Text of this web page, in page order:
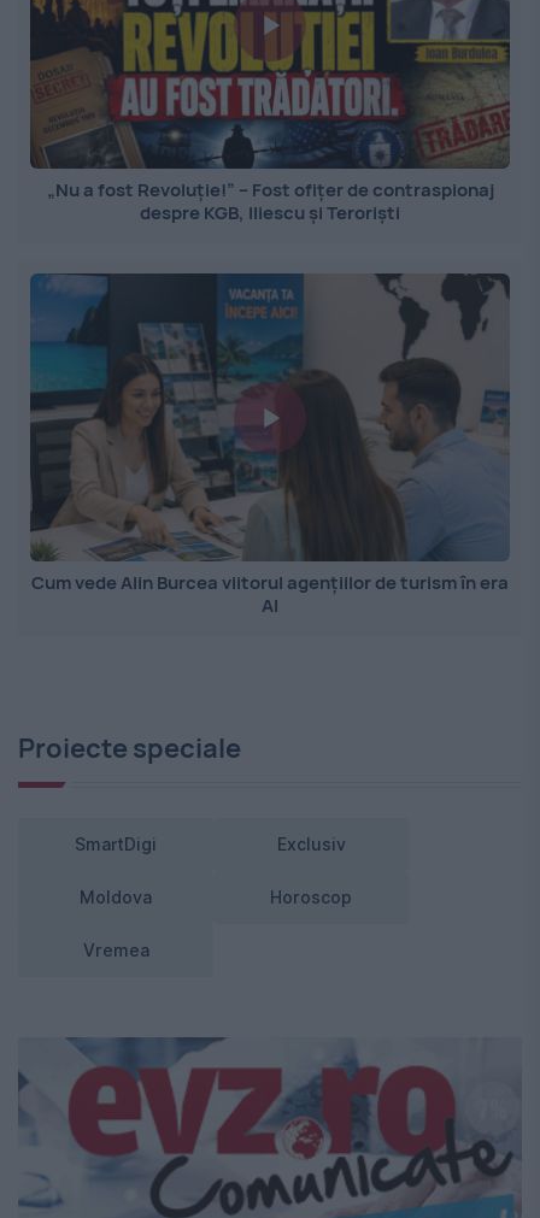
„Nu a fost Revoluție!” – Fost ofițer de contraspionaj
despre KGB, Iliescu și Teroriști
Cum vede Alin Burcea viitorul agențiilor de turism în era
AI
Proiecte speciale
SmartDigi Exclusiv
Moldova Horoscop
Vremea